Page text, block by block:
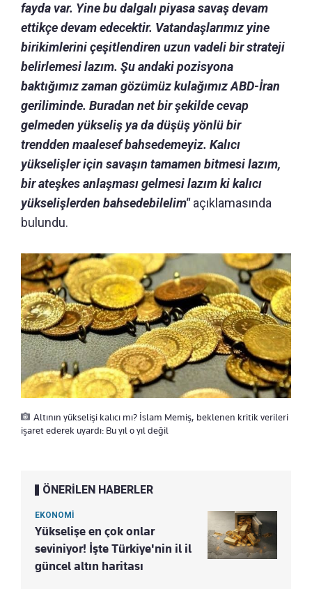
fayda var. Yine bu dalgalı piyasa savaş devam
ettikçe devam edecektir. Vatandaşlarımız yine
birikimlerini çeşitlendiren uzun vadeli bir strateji
belirlemesi lazım. Şu andaki pozisyona
baktığımız zaman gözümüz kulağımız ABD-İran
geriliminde. Buradan net bir şekilde cevap
gelmeden yükseliş ya da düşüş yönlü bir
trendden maalesef bahsedemeyiz. Kalıcı
yükselişler için savaşın tamamen bitmesi lazım,
bir ateşkes anlaşması gelmesi lazım ki kalıcı
yükselişlerden bahsedebilelim"açıklamasında
bulundu.
Altının yükselişi kalıcı mı? İslam Memiş, beklenen kritik verileri
işaret ederek uyardı: Bu yıl o yıl değil
ÖNERİLEN HABERLER
EKONOMİ
Yükselişe en çok onlar
seviniyor! İşte Türkiye'nin il il
güncel altın haritası